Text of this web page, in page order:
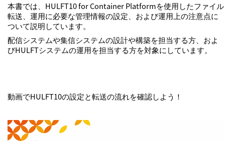
本書では、HULFT10 for Container Platformを使用したファイル
転送、運用に必要な管理情報の設定、および運用上の注意点に
ついて説明しています。
配信システムや集信システムの設計や構築を担当する方、およ
びHULFTシステムの運用を担当する方を対象にしています。
動画でHULFT10の設定と転送の流れを確認しよう！